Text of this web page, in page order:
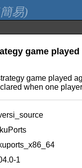
易)
game
game played
when one
1